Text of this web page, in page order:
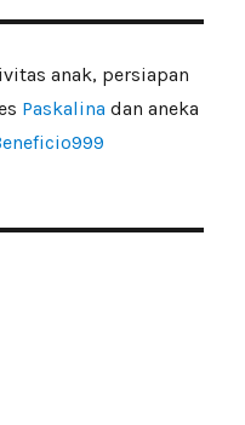
anak, persiapan
Paskalinadan aneka